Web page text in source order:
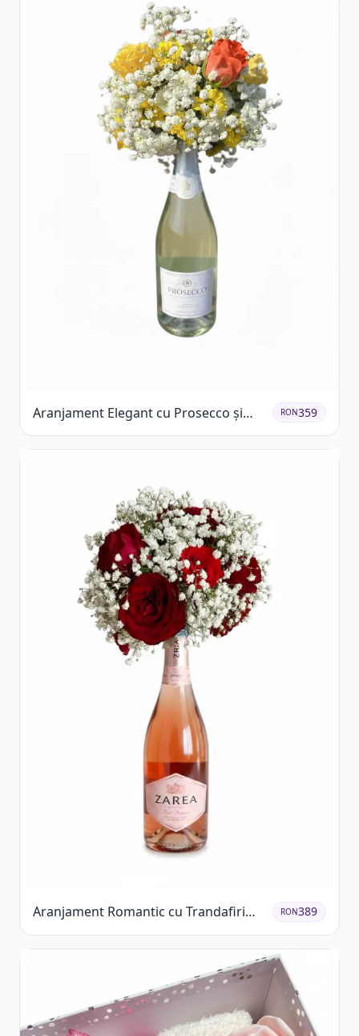
Aranjament Elegant cu Prosecco și
Flori Galbene.
RON359
Aranjament Romantic cu Trandafiri
Roșii și Șampanie rose
RON389